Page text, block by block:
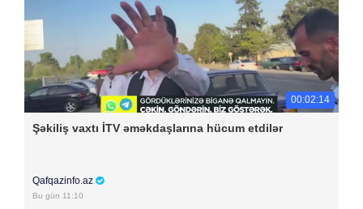
00:02:14
Şəkiliş vaxtı İTV əməkdaşlarına hücum etdilər
Qafqazinfo.az
Bu gün 11:10